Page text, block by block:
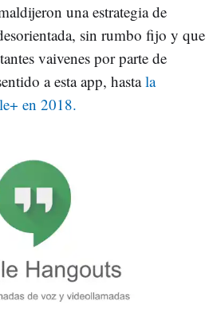
una estrategia de
sin rumbo fijo y que
vaivenes por parte de
a esta app, hastala
en 2018.